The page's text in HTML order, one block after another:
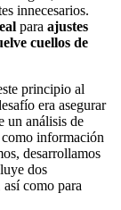
innecesarios.
para ajustes
cuellos de
principio al
era asegurar
un análisis de
información
desarrollamos
dos
como para